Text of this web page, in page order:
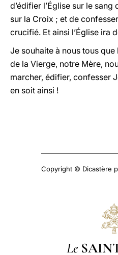
d’édifier l’Église sur le
sur la Croix ; et de
crucifié. Et ainsi l’Église ira
Je souhaite à nous tous que
de la Vierge, notre Mère,
marcher, édifier, confesser
en soit ainsi !
Copyright © Dicastère
Le